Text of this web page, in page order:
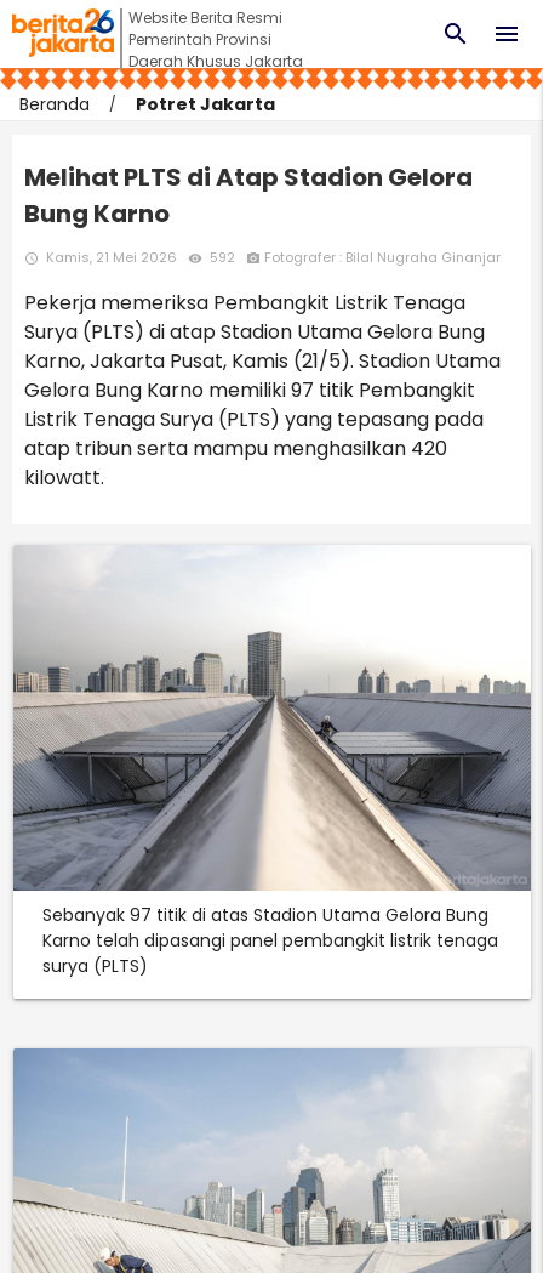
Website Berita Resmi
Pemerintah Provinsi
Daerah Khusus Jakarta
menu
search
Beranda Potret Jakarta
Melihat PLTS di Atap Stadion Gelora
Bung Karno
access_time Kamis, 21 Mei 2026 remove_red_eye 592 photo_camera Fotografer : Bilal Nugraha Ginanjar
Pekerja memeriksa Pembangkit Listrik Tenaga
Surya (PLTS) di atap Stadion Utama Gelora Bung
Karno, Jakarta Pusat, Kamis (21/5). Stadion Utama
Gelora Bung Karno memiliki 97 titik Pembangkit
Listrik Tenaga Surya (PLTS) yang tepasang pada
atap tribun serta mampu menghasilkan 420
kilowatt.
Sebanyak 97 titik di atas Stadion Utama Gelora Bung
Karno telah dipasangi panel pembangkit listrik tenaga
surya (PLTS)